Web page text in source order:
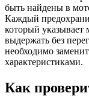
быть найдены в
Каждый
который
выдержать без
необходимо
характеристиками.
Как